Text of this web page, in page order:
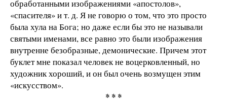
обработанными изображениями «апостолов»,
«спасителя» и т. д. Я не говорю о том, что это просто
была хула на Бога; но даже если бы это не называли
святыми именами, все равно это были изображения
внутренне безобразные, демонические. Причем этот
буклет мне показал человек не воцерковленный, но
художник хороший, и он был очень возмущен этим
«искусством».
* * *